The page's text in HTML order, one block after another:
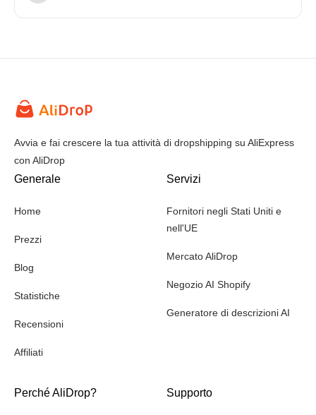
Avvia e fai crescere la tua attività di dropshipping su AliExpress
con AliDrop
Generale
Home
Prezzi
Blog
Statistiche
Recensioni
Affiliati
Servizi
Fornitori negli Stati Uniti e
nell'UE
Mercato AliDrop
Negozio AI Shopify
Generatore di descrizioni AI
Perché AliDrop? Supporto